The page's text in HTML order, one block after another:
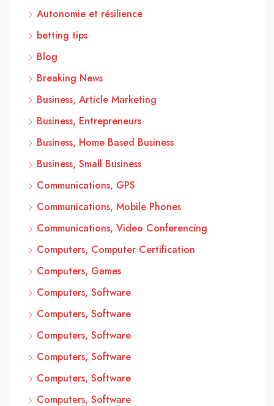
Autonomie et résilience
betting tips
Blog
Breaking News
Business, Article Marketing
Business, Entrepreneurs
Business, Home Based Business
Business, Small Business
Communications, GPS
Communications, Mobile Phones
Communications, Video Conferencing
Computers, Computer Certification
Computers, Games
Computers, Software
Computers, Software
Computers, Software
Computers, Software
Computers, Software
Computers, Software